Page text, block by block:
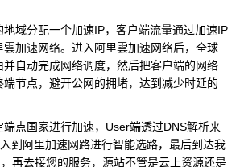
域分配一个加速IP，客户端流量通过加速IP
加速网络。进入阿里雲加速网络后，全球
自动完成网络调度，然后把客户端的网络
节点，避开公网的拥堵，达到减少时延的
端点国家进行加速，User端透过DNS解析来
到阿里加速网路进行智能选路，最后到达我
再去接您的服务，源站不管是云上资源还是